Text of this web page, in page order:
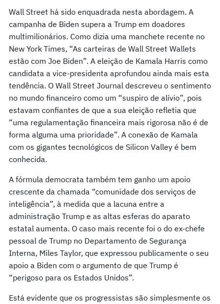
Wall Street há sido enquadrada nesta abordagem. A
campanha de Biden supera a Trump em doadores
multimilionários. Como dizia uma manchete recente no
New York Times, “As carteiras de Wall Street Wallets
estão com Joe Biden”. A eleição de Kamala Harris como
candidata a vice-presidenta aprofundou ainda mais esta
tendência. O Wall Street Journal descreveu o sentimento
no mundo financeiro como um “suspiro de alívio”, pois
estavam confiantes de que a sua eleição refletia que
“uma regulamentação financeira mais rigorosa não é de
forma alguma uma prioridade”. A conexão de Kamala
com os gigantes tecnológicos de Silicon Valley é bem
conhecida.
A fórmula democrata também tem ganho um apoio
crescente da chamada “comunidade dos serviços de
inteligência”, à medida que a lacuna entre a
administração Trump e as altas esferas do aparato
estatal aumenta. O caso mais recente foi o do ex-chefe
pessoal de Trump no Departamento de Segurança
Interna, Miles Taylor, que expressou publicamente o seu
apoio a Biden com o argumento de que Trump é
“perigoso para os Estados Unidos”.
Está evidente que os progressistas são simplesmente os